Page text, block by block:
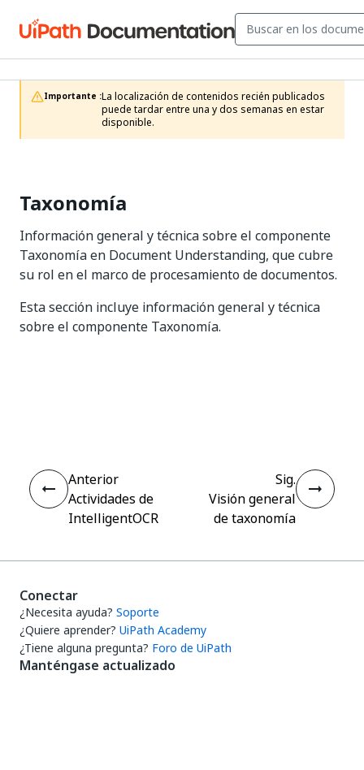
Importante :La localización de contenidos recién publicados
puede tardar entre una y dos semanas en estar
disponible.
Taxonomía
Información general y técnica sobre el componente
Taxonomía en Document Understanding, que cubre
su rol en el marco de procesamiento de documentos.
Esta sección incluye información general y técnica
sobre el componente Taxonomía.
Anterior
Actividades de
IntelligentOCR
Sig.
Visión general
de taxonomía
Conectar
¿Necesita ayuda? Soporte
¿Quiere aprender? UiPath Academy
¿Tiene alguna pregunta? Foro de UiPath
Manténgase actualizado